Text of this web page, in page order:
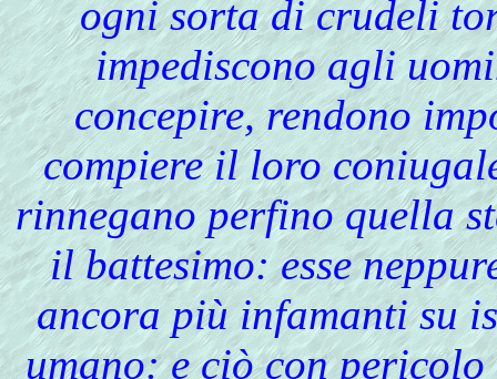
ogni sorta di crudeli
impediscono agli
concepire, rendono
compiere il loro
rinnegano perfino quella
il battesimo: esse
ancora più infamanti su
umano: e ciò con